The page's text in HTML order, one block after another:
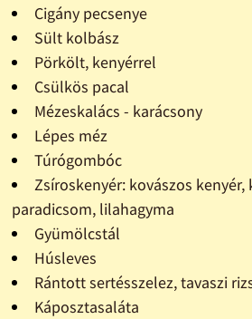
Cigány pecsenye
Sült kolbász
Pörkölt, kenyérrel
Csülkös pacal
Mézeskalács - karácsony
Lépes méz
Túrógombóc
Zsíroskenyér: kovászos kenyér,
paradicsom, lilahagyma
Gyümölcstál
Húsleves
Rántott sertésszelez, tavaszi
Káposztasaláta